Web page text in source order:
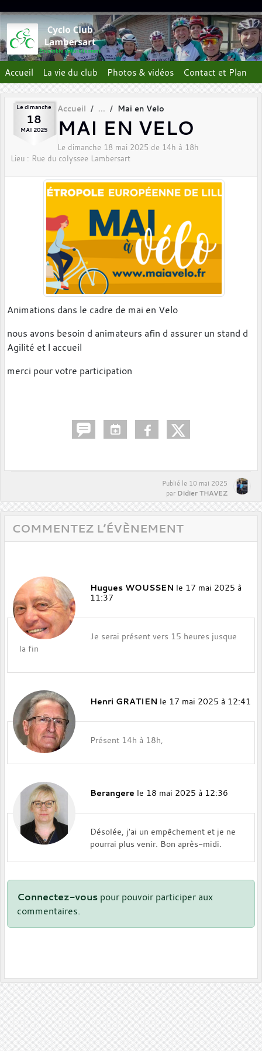
Accueil La vie du club Photos & vidéos Contact et Plan
Le dimanche
18
MAI 2025
Accueil Mai en Velo
MAI EN VELO
Le dimanche 18 mai 2025 de 14h à 18h
Lieu : Rue du colyssee Lambersart
Animations dans le cadre de mai en Velo
nous avons besoin d animateurs afin d assurer un stand d
Agilité et l accueil
merci pour votre participation
Publié le 10 mai 2025
par Didier THAVEZ
COMMENTEZ L’ÉVÈNEMENT
Hugues WOUSSEN le 17 mai 2025 à
11:37
Je serai présent vers 15 heures jusque
la fin
Henri GRATIEN le 17 mai 2025 à 12:41
Présent 14h à 18h,
Berangere le 18 mai 2025 à 12:36
Désolée, j'ai un empêchement et je ne
pourrai plus venir. Bon après-midi.
Connectez-vous pour pouvoir participer aux
commentaires.